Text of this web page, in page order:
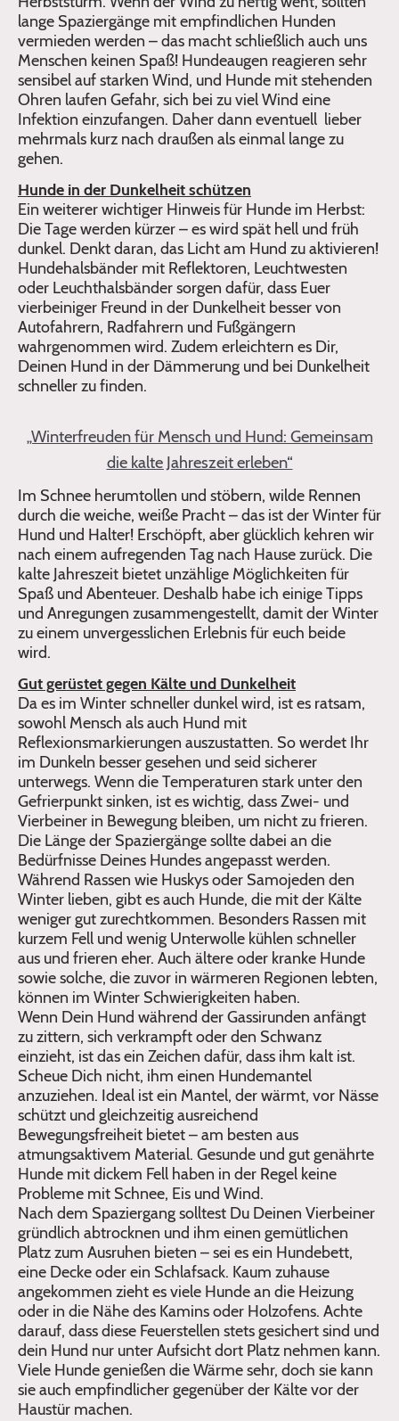
lange Spaziergänge mit empfindlichen Hunden
vermieden werden – das macht schließlich auch uns
Menschen keinen Spaß! Hundeaugen reagieren sehr
sensibel auf starken Wind, und Hunde mit stehenden
Ohren laufen Gefahr, sich bei zu viel Wind eine
Infektion einzufangen. Daher dann eventuell lieber
mehrmals kurz nach draußen als einmal lange zu
gehen.
Hunde in der Dunkelheit schützen
Ein weiterer wichtiger Hinweis für Hunde im Herbst:
Die Tage werden kürzer – es wird spät hell und früh
dunkel. Denkt daran, das Licht am Hund zu aktivieren!
Hundehalsbänder mit Reflektoren, Leuchtwesten
oder Leuchthalsbänder sorgen dafür, dass Euer
vierbeiniger Freund in der Dunkelheit besser von
Autofahrern, Radfahrern und Fußgängern
wahrgenommen wird. Zudem erleichtern es Dir,
Deinen Hund in der Dämmerung und bei Dunkelheit
schneller zu finden.
„Winterfreuden für Mensch und Hund: Gemeinsam
die kalte Jahreszeit erleben“
Im Schnee herumtollen und stöbern, wilde Rennen
durch die weiche, weiße Pracht – das ist der Winter für
Hund und Halter! Erschöpft, aber glücklich kehren wir
nach einem aufregenden Tag nach Hause zurück. Die
kalte Jahreszeit bietet unzählige Möglichkeiten für
Spaß und Abenteuer. Deshalb habe ich einige Tipps
und Anregungen zusammengestellt, damit der Winter
zu einem unvergesslichen Erlebnis für euch beide
wird.
Gut gerüstet gegen Kälte und Dunkelheit
Da es im Winter schneller dunkel wird, ist es ratsam,
sowohl Mensch als auch Hund mit
Reflexionsmarkierungen auszustatten. So werdet Ihr
im Dunkeln besser gesehen und seid sicherer
unterwegs. Wenn die Temperaturen stark unter den
Gefrierpunkt sinken, ist es wichtig, dass Zwei- und
Vierbeiner in Bewegung bleiben, um nicht zu frieren.
Die Länge der Spaziergänge sollte dabei an die
Bedürfnisse Deines Hundes angepasst werden.
Während Rassen wie Huskys oder Samojeden den
Winter lieben, gibt es auch Hunde, die mit der Kälte
weniger gut zurechtkommen. Besonders Rassen mit
kurzem Fell und wenig Unterwolle kühlen schneller
aus und frieren eher. Auch ältere oder kranke Hunde
sowie solche, die zuvor in wärmeren Regionen lebten,
können im Winter Schwierigkeiten haben.
Wenn Dein Hund während der Gassirunden anfängt
zu zittern, sich verkrampft oder den Schwanz
einzieht, ist das ein Zeichen dafür, dass ihm kalt ist.
Scheue Dich nicht, ihm einen Hundemantel
anzuziehen. Ideal ist ein Mantel, der wärmt, vor Nässe
schützt und gleichzeitig ausreichend
Bewegungsfreiheit bietet – am besten aus
atmungsaktivem Material. Gesunde und gut genährte
Hunde mit dickem Fell haben in der Regel keine
Probleme mit Schnee, Eis und Wind.
Nach dem Spaziergang solltest Du Deinen Vierbeiner
gründlich abtrocknen und ihm einen gemütlichen
Platz zum Ausruhen bieten – sei es ein Hundebett,
eine Decke oder ein Schlafsack. Kaum zuhause
angekommen zieht es viele Hunde an die Heizung
oder in die Nähe des Kamins oder Holzofens. Achte
darauf, dass diese Feuerstellen stets gesichert sind und
dein Hund nur unter Aufsicht dort Platz nehmen kann.
Viele Hunde genießen die Wärme sehr, doch sie kann
sie auch empfindlicher gegenüber der Kälte vor der
Haustür machen.